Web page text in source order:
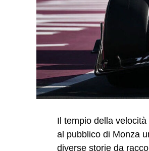
Il tempio della velocità
al pubblico di Monza
diverse storie da